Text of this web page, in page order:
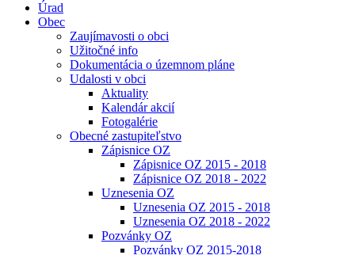
Úrad
Obec
Zaujímavosti o obci
Užitočné info
Dokumentácia o územnom pláne
Udalosti v obci
Aktuality
Kalendár akcií
Fotogalérie
Obecné zastupiteľstvo
Zápisnice OZ
Zápisnice OZ 2015 - 2018
Zápisnice OZ 2018 - 2022
Uznesenia OZ
Uznesenia OZ 2015 - 2018
Uznesenia OZ 2018 - 2022
Pozvánky OZ
Pozvánky OZ 2015-2018